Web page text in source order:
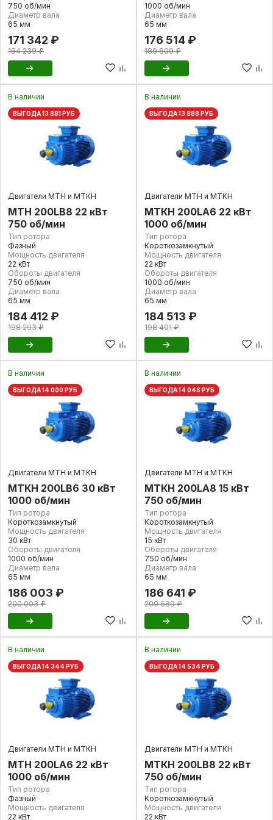
750 об/мин
Диаметр вала
65 мм
171 342 ₽
184 239 ₽
1000 об/мин
Диаметр вала
65 мм
176 514 ₽
189 800 ₽
В наличии
ВЫГОДА 13 881 РУБ
Двигатели МТН и МТКН
МТН 200LB8 22 кВт
750 об/мин
Тип ротора
Фазный
Мощность двигателя
22 кВт
Обороты двигателя
750 об/мин
Диаметр вала
65 мм
184 412 ₽
198 293 ₽
В наличии
ВЫГОДА 13 888 РУБ
Двигатели МТН и МТКН
МТКН 200LA6 22 кВт
1000 об/мин
Тип ротора
Короткозамкнутый
Мощность двигателя
22 кВт
Обороты двигателя
1000 об/мин
Диаметр вала
65 мм
184 513 ₽
198 401 ₽
В наличии
ВЫГОДА 14 000 РУБ
Двигатели МТН и МТКН
МТКН 200LB6 30 кВт
1000 об/мин
Тип ротора
Короткозамкнутый
Мощность двигателя
30 кВт
Обороты двигателя
1000 об/мин
Диаметр вала
65 мм
186 003 ₽
200 003 ₽
В наличии
ВЫГОДА 14 048 РУБ
Двигатели МТН и МТКН
МТКН 200LA8 15 кВт
750 об/мин
Тип ротора
Короткозамкнутый
Мощность двигателя
15 кВт
Обороты двигателя
750 об/мин
Диаметр вала
65 мм
186 641 ₽
200 689 ₽
В наличии
ВЫГОДА 14 344 РУБ
Двигатели МТН и МТКН
МТН 200LA6 22 кВт
1000 об/мин
Тип ротора
Фазный
Мощность двигателя
22 кВт
В наличии
ВЫГОДА 14 534 РУБ
Двигатели МТН и МТКН
МТКН 200LB8 22 кВт
750 об/мин
Тип ротора
Короткозамкнутый
Мощность двигателя
22 кВт